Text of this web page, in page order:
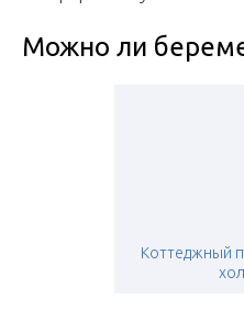
Можно ли
Коттеджный